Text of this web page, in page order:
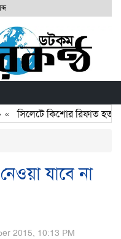
সিলেটে কিশোর রিফাত
যাবে না
2015, 10:13 PM